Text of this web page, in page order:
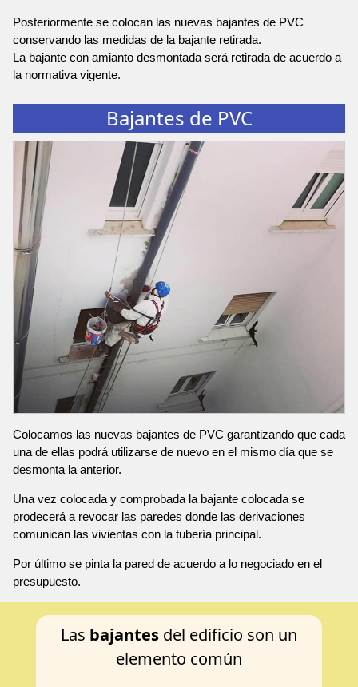
Posteriormente se colocan las nuevas bajantes de PVC
conservando las medidas de la bajante retirada.
La bajante con amianto desmontada será retirada de acuerdo a
la normativa vigente.
Bajantes de PVC
Colocamos las nuevas bajantes de PVC garantizando que cada
una de ellas podrá utilizarse de nuevo en el mismo día que se
desmonta la anterior.
Una vez colocada y comprobada la bajante colocada se
prodecerá a revocar las paredes donde las derivaciones
comunican las vivientas con la tubería principal.
Por último se pinta la pared de acuerdo a lo negociado en el
presupuesto.
Las bajantesdel edificio son un
elemento común